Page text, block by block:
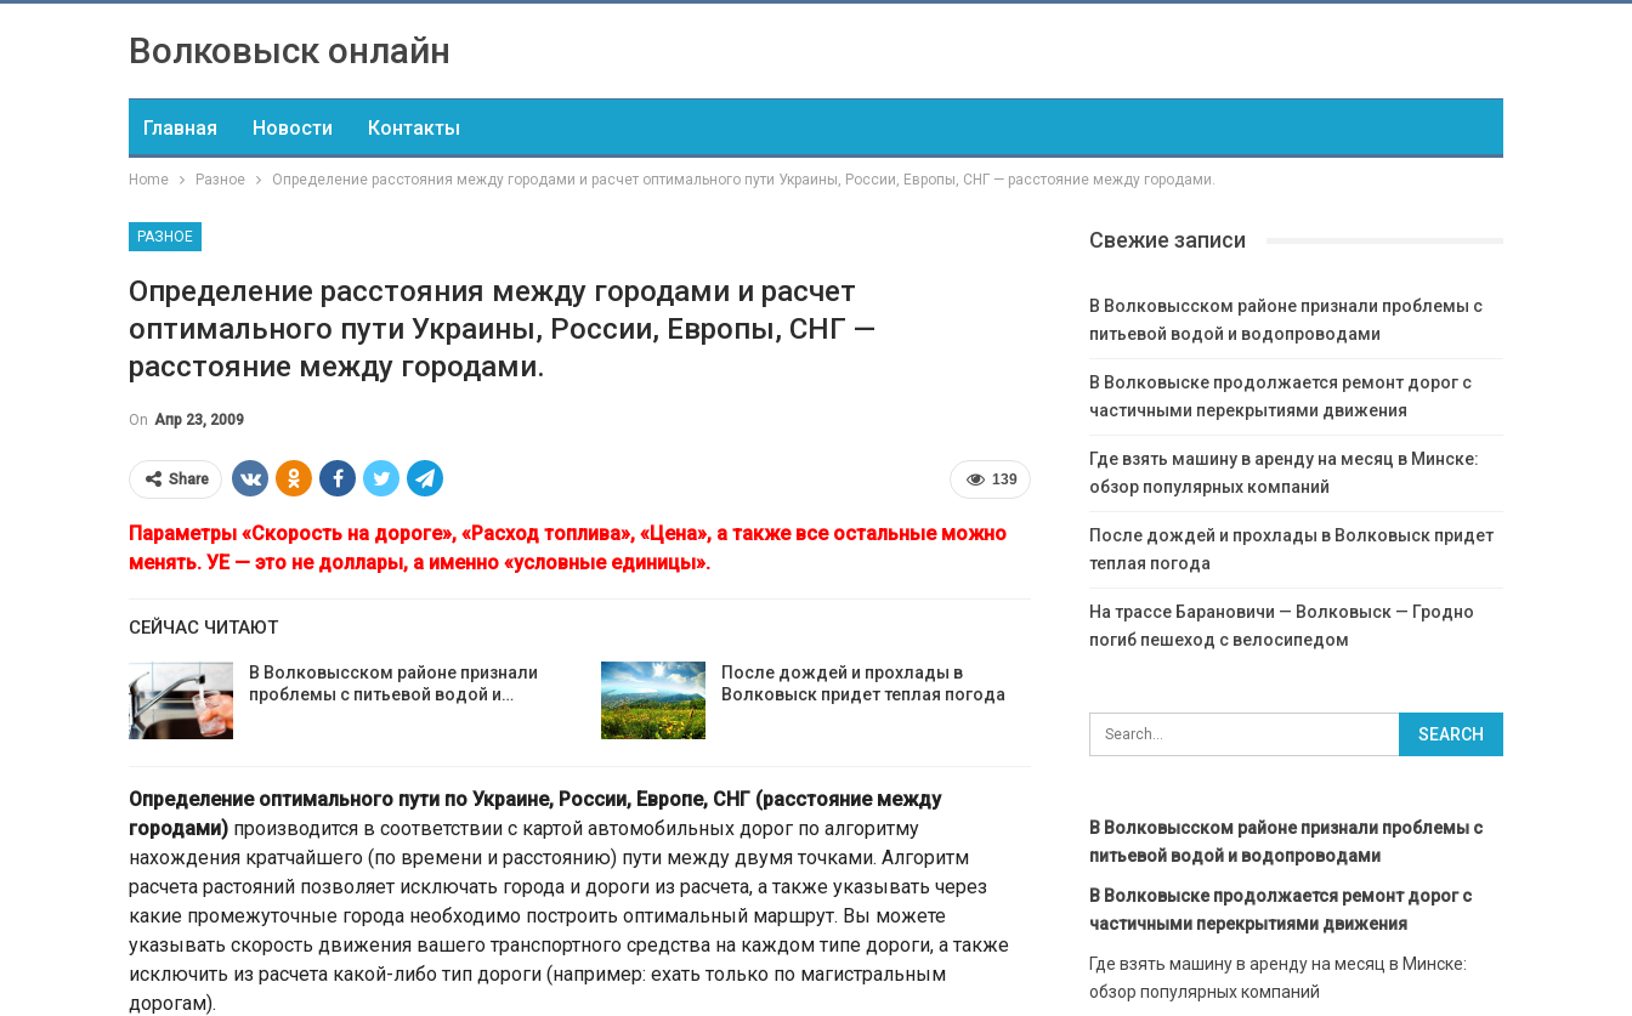
Волковыск онлайн
Главная Новости Контакты
Home Разное Определение расстояния между городами и расчет оптимального пути Украины, России, Европы, СНГ — расстояние между городами.
РАЗНОЕ
Определение расстояния между городами и расчет
оптимального пути Украины, России, Европы, СНГ —
расстояние между городами.
On Апр 23, 2009
139
Share
Параметры «Скорость на дороге», «Расход топлива», «Цена», а также все остальные можно
менять. УЕ — это не доллары, а именно «условные единицы».
СЕЙЧАС ЧИТАЮТ
В Волковысском районе признали
проблемы с питьевой водой и…
После дождей и прохлады в
Волковыск придет теплая погода
Определение оптимального пути по Украине, России, Европе, СНГ (расстояние между
городами) производится в соответствии с картой автомобильных дорог по алгоритму
нахождения кратчайшего (по времени и расстоянию) пути между двумя точками. Алгоритм
расчета растояний позволяет исключать города и дороги из расчета, а также указывать через
какие промежуточные города необходимо построить оптимальный маршрут. Вы можете
указывать скорость движения вашего транспортного средства на каждом типе дороги, а также
исключить из расчета какой-либо тип дороги (например: ехать только по магистральным
дорогам).
Свежие записи
В Волковысском районе признали проблемы с
питьевой водой и водопроводами
В Волковыске продолжается ремонт дорог с
частичными перекрытиями движения
Где взять машину в аренду на месяц в Минске:
обзор популярных компаний
После дождей и прохлады в Волковыск придет
теплая погода
На трассе Барановичи — Волковыск — Гродно
погиб пешеход с велосипедом
В Волковысском районе признали проблемы с
питьевой водой и водопроводами
В Волковыске продолжается ремонт дорог с
частичными перекрытиями движения
Где взять машину в аренду на месяц в Минске:
обзор популярных компаний